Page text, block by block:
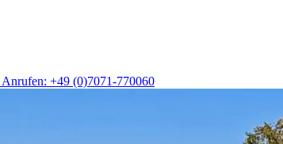
Anrufen: +49 (0)7071-770060